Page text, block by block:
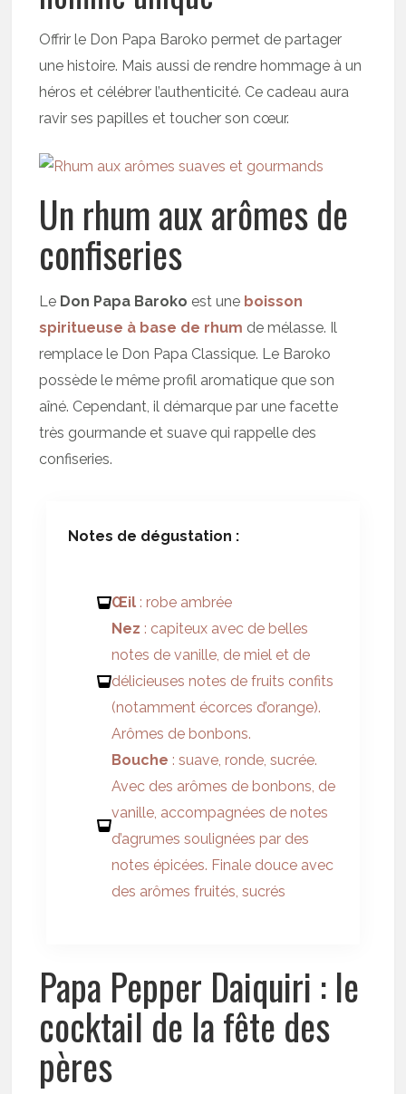
Offrir le Don Papa Baroko permet de partager
une histoire. Mais aussi de rendre hommage à un
héros et célébrer l’authenticité. Ce cadeau aura
ravir ses papilles et toucher son cœur.
Un rhum aux arômes de
confiseries
Le Don Papa Baroko est une boisson
spiritueuse à base de rhum de mélasse. Il
remplace le Don Papa Classique. Le Baroko
possède le même profil aromatique que son
aîné. Cependant, il démarque par une facette
très gourmande et suave qui rappelle des
confiseries.
Notes de dégustation :
Œil : robe ambrée
Nez : capiteux avec de belles
notes de vanille, de miel et de
délicieuses notes de fruits confits
(notamment écorces d’orange).
Arômes de bonbons.
Bouche : suave, ronde, sucrée.
Avec des arômes de bonbons, de
vanille, accompagnées de notes
d’agrumes soulignées par des
notes épicées. Finale douce avec
des arômes fruités, sucrés
Papa Pepper Daiquiri : le
cocktail de la fête des
pères